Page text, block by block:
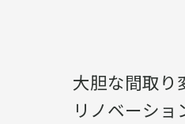
大胆な間取り
リノベーショ